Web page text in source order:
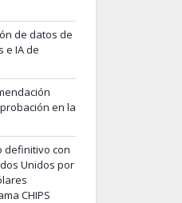
de datos de
e IA de
en la
definitivo con
Unidos por
CHIPS